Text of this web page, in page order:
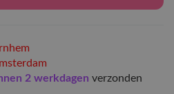
2 werkdagen verzonden